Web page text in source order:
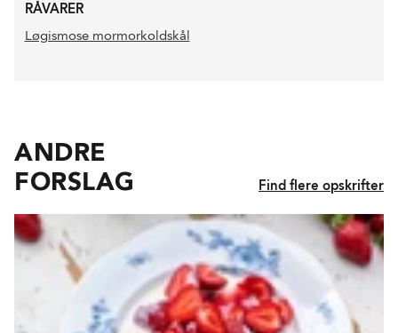
RÅVARER
Løgismose mormorkoldskål
ANDRE
FORSLAG
Find flere opskrifter